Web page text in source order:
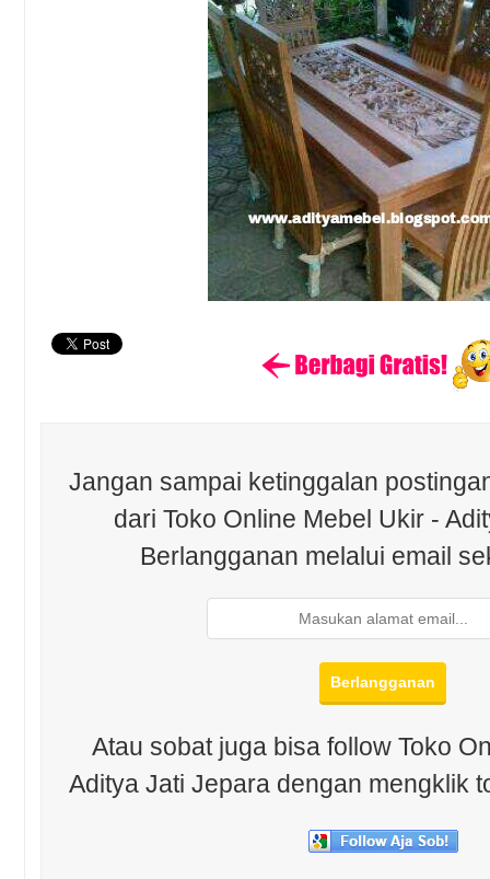
Jangan sampai ketinggalan
dari Toko Online Mebel Ukir -
Berlangganan melalui email
Atau sobat juga bisa follow Toko
Aditya Jati Jepara dengan mengklik